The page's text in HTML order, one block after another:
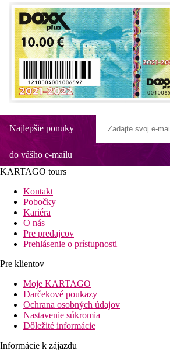
Najlepšie ponuky
do vášho e-mailu
KARTAGO tours
Kontakt
Pobočky
Kariéra
O nás
Pre predajcov
Prehlásenie o prístupnosti
Pre klientov
Moje KARTAGO
Darčekové poukazy
Ochrana osobných údajov
Nastavenie súkromia
Dôležité informácie
Informácie k zájazdu